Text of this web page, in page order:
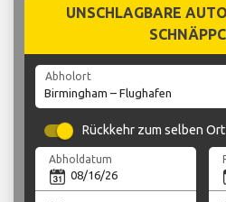
UNSCHLAGBARE
Abholort
Rückkehr zum selben Ort
Abholdatum